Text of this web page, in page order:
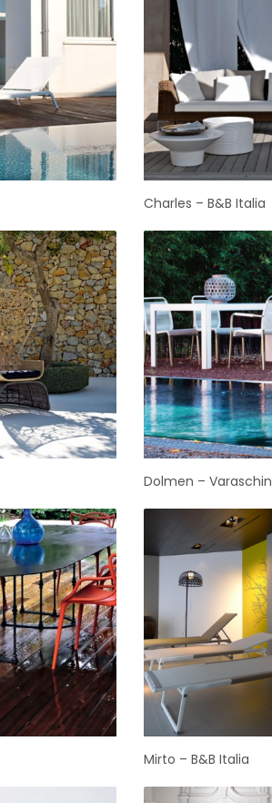
Charles – B&B Italia
Dolmen – Varaschin
Mirto – B&B Italia